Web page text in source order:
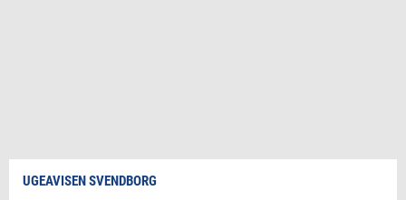
UGEAVISEN SVENDBORG